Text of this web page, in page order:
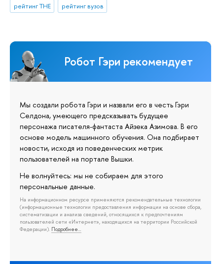
рейтинг THE рейтинг вузов
Робот Гэри рекомендует
Мы создали робота Гэри и назвали его в честь Гэри
Селдона, умеющего предсказывать будущее
персонажа писателя-фантаста Айзека Азимова. В его
основе модель машинного обучения. Она подбирает
новости, исходя из поведенческих метрик
пользователей на портале Вышки.
Не волнуйтесь: мы не собираем для этого
персональные данные.
На информационном ресурсе применяются рекомендательные технологии
(информационные технологии предоставления информации на основе сбора,
систематизации и анализа сведений, относящихся к предпочтениям
пользователей сети «Интернет», находящихся на территории Российской
Федерации). Подробнее…